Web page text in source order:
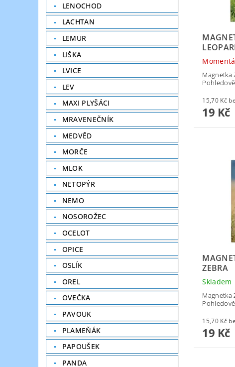
LENOCHOD
LACHTAN
LEMUR
LIŠKA
LVICE
LEV
MAXI PLYŠÁCI
MRAVENEČNÍK
MEDVĚD
MORČE
MLOK
NETOPÝR
NEMO
NOSOROŽEC
OCELOT
OPICE
OSLÍK
OREL
OVEČKA
PAVOUK
PLAMEŇÁK
PAPOUŠEK
PANDA
Magnetka
Pohledově
19 Kč
ZEBRA
Skladem
Magnetka
19 Kč